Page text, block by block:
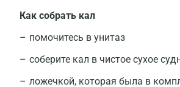
Как собрать кал
помочитесь в унитаз
соберите кал в чистое сухое
ложечкой, которая была в